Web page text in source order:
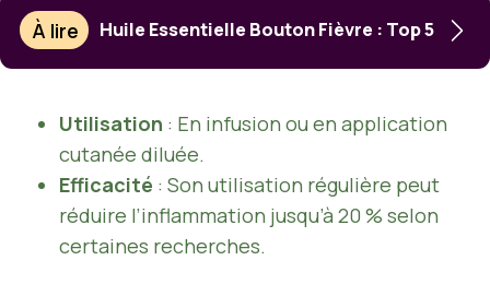
À lire Huile Essentielle Bouton Fièvre : Top 5
Utilisation : En infusion ou en application
cutanée diluée.
Efficacité : Son utilisation régulière peut
réduire l’inflammation jusqu’à 20 % selon
certaines recherches.